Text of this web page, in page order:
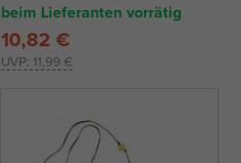
beim Lieferanten vorrätig
UVP: 11,99 €
10,82 €